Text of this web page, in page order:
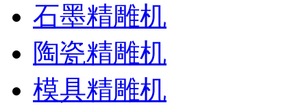
石墨精雕机
陶瓷精雕机
模具精雕机